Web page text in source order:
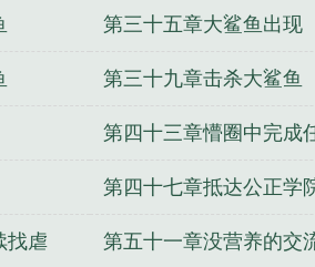
亡灵的远征 让我握住你的手 大学
第三十五章大鲨鱼出现
第三十九章击杀大鲨鱼
第四十三章懵圈中完成
第四十七章抵达公正学
找虐 第五十一章没营养的交